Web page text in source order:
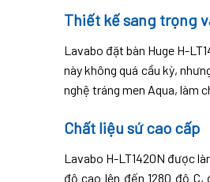
Thiết kế sang trọng
Lavabo đặt bàn Huge H-
này không quá cầu kỳ,
nghệ tráng men Aqua, làm
Chất liệu sứ cao cấp
Lavabo H-LT1420N được
độ cao lên đến 1280 độ